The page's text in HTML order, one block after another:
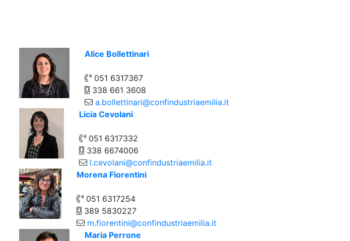
Alice Bollettinari
051 6317367
338 661 3608
a.bollettinari@confindustriaemilia.it
Licia Cevolani
051 6317332
338 6674006
l.cevolani@confindustriaemilia.it
Morena Fiorentini
051 6317254
389 5830227
m.fiorentini@confindustriaemilia.it
Maria Perrone